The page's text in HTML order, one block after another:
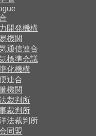
開発機構
機関
通信連合
標準会議
化機構
連合
機関
裁判所
裁判所
法裁判所
同盟